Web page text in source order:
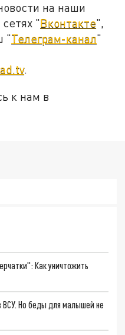
на наши
"Вконтакте",
"Телеграм-канал"
.
к нам в
Как уничтожить
ВСУ. Но беды для малышей не